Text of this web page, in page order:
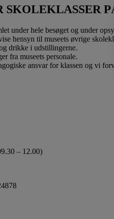
SKOLEKLASSER
under hele besøget og under
hensyn til museets øvrige
drikke i udstillingerne.
fra museets personale.
ansvar for klassen og vi
– 12.00)